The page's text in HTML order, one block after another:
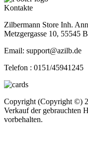
Kontakte
Zilbermann Store Inh.
Metzgergasse 10, 55545
Email: support@azilb.de
Telefon : 0151/45941245
Copyright (Copyright ©)
Verkauf der gebrauchten
vorbehalten.